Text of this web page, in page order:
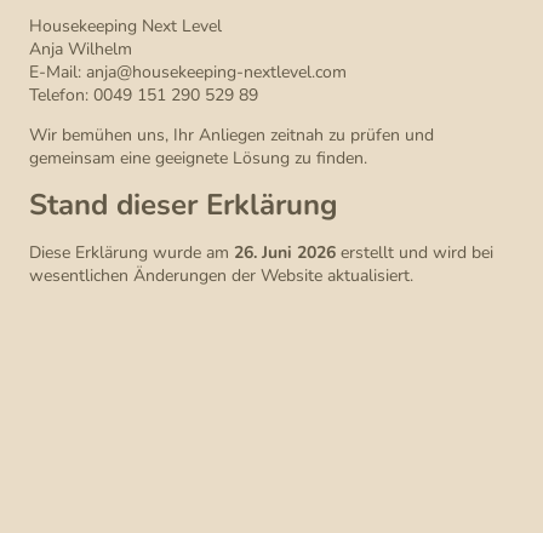
Housekeeping Next Level
Anja Wilhelm
E-Mail: anja@housekeeping-nextlevel.com
Telefon: 0049 151 290 529 89
Wir bemühen uns, Ihr Anliegen zeitnah zu prüfen und
gemeinsam eine geeignete Lösung zu finden.
Stand dieser Erklärung
Diese Erklärung wurde am 26. Juni 2026 erstellt und wird bei
wesentlichen Änderungen der Website aktualisiert.